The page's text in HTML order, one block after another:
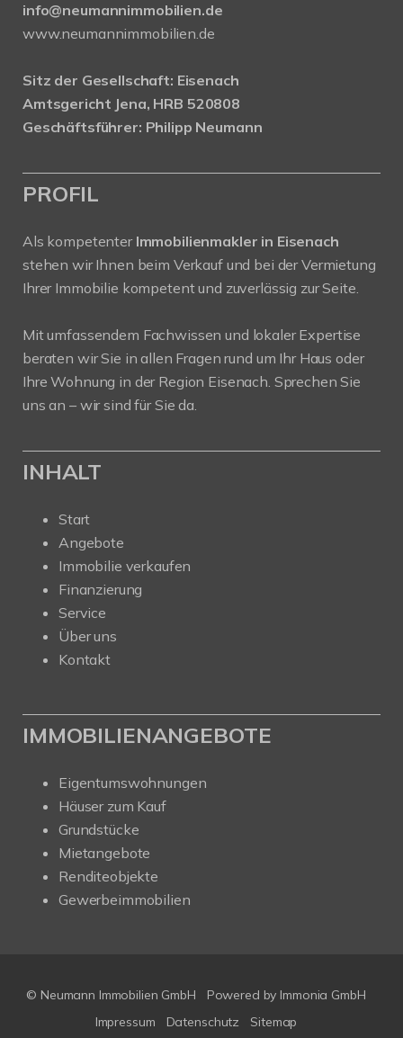
info@neumannimmobilien.de
www.neumannimmobilien.de
Sitz der Gesellschaft: Eisenach
Amtsgericht Jena, HRB 520808
Geschäftsführer: Philipp Neumann
PROFIL
Als kompetenter Immobilienmakler in Eisenach
stehen wir Ihnen beim Verkauf und bei der Vermietung
Ihrer Immobilie kompetent und zuverlässig zur Seite.
Mit umfassendem Fachwissen und lokaler Expertise
beraten wir Sie in allen Fragen rund um Ihr Haus oder
Ihre Wohnung in der Region Eisenach. Sprechen Sie
uns an – wir sind für Sie da.
INHALT
Start
Angebote
Immobilie verkaufen
Finanzierung
Service
Über uns
Kontakt
IMMOBILIENANGEBOTE
Eigentumswohnungen
Häuser zum Kauf
Grundstücke
Mietangebote
Renditeobjekte
Gewerbeimmobilien
© Neumann Immobilien GmbH Powered by Immonia GmbH
Impressum
Datenschutz Sitemap